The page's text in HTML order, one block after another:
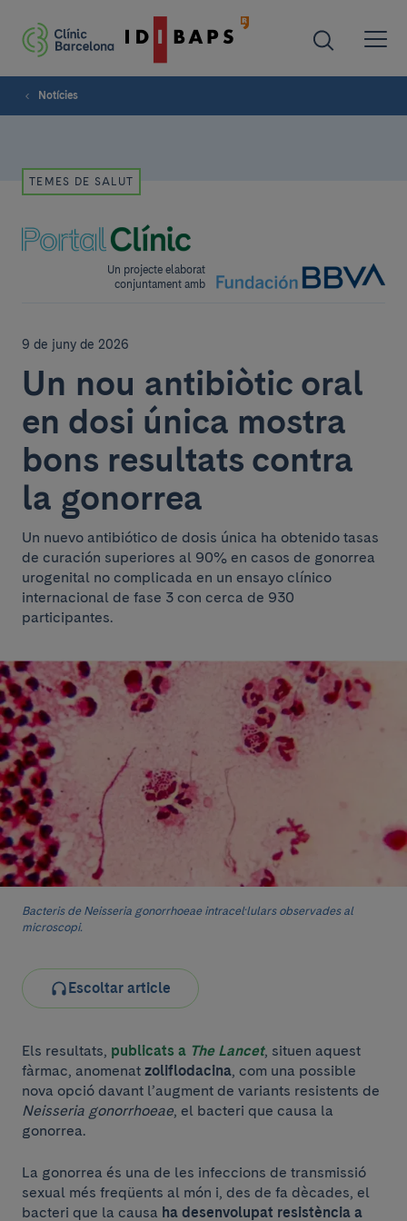
Notícies
Un projecte elaborat
conjuntament amb
TEMES DE SALUT
9 de juny de 2026
Un nou antibiòtic oral
en dosi única mostra
bons resultats contra
la gonorrea
Un nuevo antibiótico de dosis única ha obtenido tasas
de curación superiores al 90% en casos de gonorrea
urogenital no complicada en un ensayo clínico
internacional de fase 3 con cerca de 930
participantes.
Bacteris de Neisseria gonorrhoeae intracel·lulars observades al
microscopi.
Escoltar article
Els resultats, publicats a The Lancet, situen aquest
fàrmac, anomenat zoliflodacina , com una possible
nova opció davant l’augment de variants resistents de
Neisseria gonorrhoeae , el bacteri que causa la
gonorrea.
La gonorrea és una de les infeccions de transmissió
sexual més freqüents al món i, des de fa dècades, el
bacteri que la causa ha desenvolupat resistència a